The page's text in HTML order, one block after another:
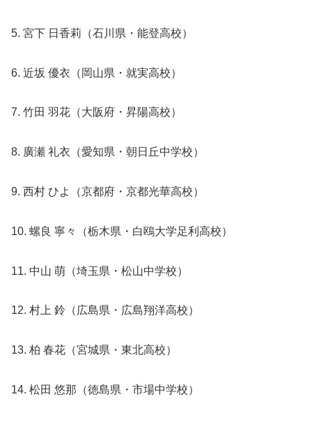
5. 宮下 日香莉（石川県・能登高校）
6. 近坂 優衣（岡山県・就実高校）
7. 竹田 羽花（大阪府・昇陽高校）
8. 廣瀬 礼衣（愛知県・朝日丘中学校）
9. 西村 ひよ（京都府・京都光華高校）
10. 螺良 寧々（栃木県・白鴎大学足利高校）
11. 中山 萌（埼玉県・松山中学校）
12. 村上 鈴（広島県・広島翔洋高校）
13. 柏 春花（宮城県・東北高校）
14. 松田 悠那（徳島県・市場中学校）